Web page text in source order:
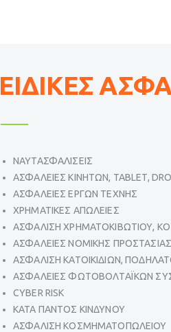
ΕΙΔΙΚΕΣ
ΝΑΥΤΑΣΦΑΛΙΣΕΙΣ
ΑΣΦΑΛΕΙΕΣ ΚΙΝΗΤΩΝ, TABLET,
ΑΣΦΑΛΕΙΕΣ ΕΡΓΩΝ ΤΕΧΝΗΣ
ΧΡΗΜΑΤΙΚΕΣ ΑΠΩΛΕΙΕΣ
ΑΣΦΑΛΙΣΗ ΧΡΗΜΑΤΟΚΙΒΩΤΙΟΥ,
ΑΣΦΑΛΕΙΕΣ ΝΟΜΙΚΗΣ ΠΡΟΣΤΑΣΙΑΣ
ΑΣΦΑΛΙΣΗ ΚΑΤΟΙΚΙΔΙΩΝ,
ΑΣΦΑΛΕΙΕΣ ΦΩΤΟΒΟΛΤΑΪΚΩΝ
CYBER RISK
ΚΑΤΑ ΠΑΝΤΟΣ ΚΙΝΔΥΝΟΥ
ΑΣΦΑΛΙΣΗ ΚΟΣΜΗΜΑΤΟΠΩΛΕΙΟΥ